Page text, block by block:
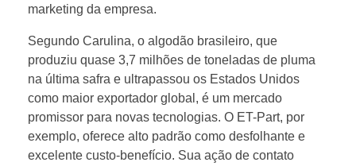
t
e
c
n
marketing da empresa.
Segundo Carulina, o algodão brasileiro, que
produziu quase 3,7 milhões de toneladas de pluma
na última safra e ultrapassou os Estados Unidos
como maior exportador global, é um mercado
promissor para novas tecnologias. O ET-Part, por
exemplo, oferece alto padrão como desfolhante e
excelente custo-benefício. Sua ação de contato